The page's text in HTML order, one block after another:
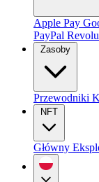
Apple Pay
PayPal
Zasoby
Przewodniki
NFT
Główny